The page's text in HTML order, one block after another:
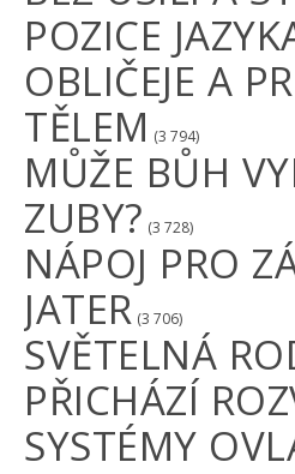
POZICE
OBLIČEJE A
TĚLEM (3 794)
MŮŽE BŮH
ZUBY? (3 728)
NÁPOJ PRO
JATER (3 706)
SVĚTELNÁ
PŘICHÁZÍ
SYSTÉMY